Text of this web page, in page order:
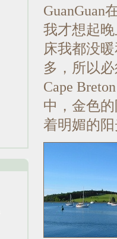
GuanGuan
我才想起
床我都没
多，所以
Cape
中，金色
着明媚的